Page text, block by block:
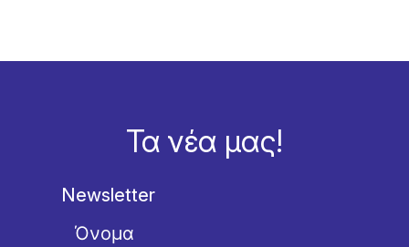
Τα νέα μας!
Newsletter